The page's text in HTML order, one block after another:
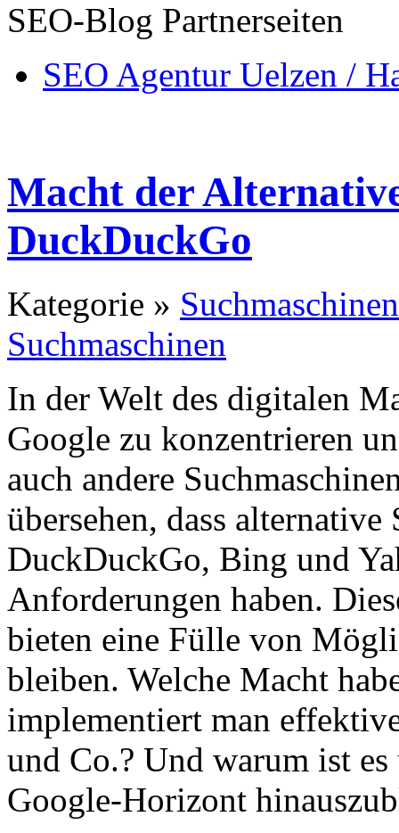
SEO-Blog Partnerseiten
SEO Agentur Uelzen /
Macht der
DuckDuckGo
Kategorie »
Suchmaschinen
In der Welt des digitalen
Google zu konzentrieren
auch andere
übersehen, dass
DuckDuckGo, Bing und
Anforderungen haben.
bieten eine Fülle von
bleiben. Welche Macht
implementiert man
und Co.? Und warum ist
Google-Horizont